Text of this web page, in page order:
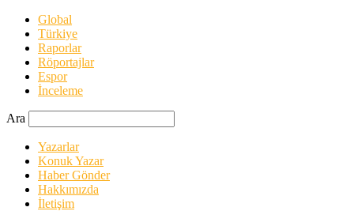
Global
Türkiye
Raporlar
Röportajlar
Espor
İnceleme
Ara
Yazarlar
Konuk Yazar
Haber Gönder
Hakkımızda
İletişim